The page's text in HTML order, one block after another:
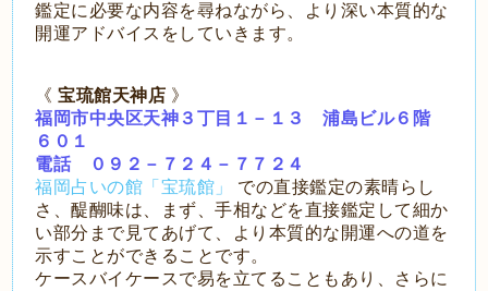
鑑定に必要な内容を尋ねながら、より深い本質的な
開運アドバイスをしていきます。
《宝琉館天神店 》
福岡市中央区天神３丁目１－１３ 浦島ビル６階
６０１
電話 ０９２－７２４－７７２４
福岡占いの館「宝琉館」
での直接鑑定の素晴らし
さ、醍醐味は、まず、手相などを直接鑑定して細か
い部分まで見てあげて、より本質的な開運への道を
示すことができることです。
ケースバイケースで易を立てることもあり、さらに